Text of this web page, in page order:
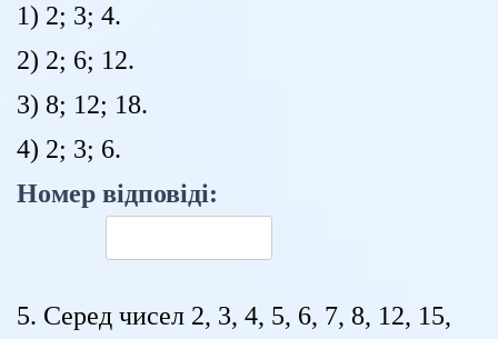
1) 2; 3; 4.
2) 2; 6; 12.
3) 8; 12; 18.
4) 2; 3; 6.
Номер відповіді:
5. Серед чисел 2, 3, 4, 5, 6, 7, 8, 12, 15,